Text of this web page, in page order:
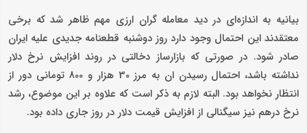
بیانیه به اندازه‌ای در دید معامله گران ارزی مهم ظاهر شد که برخی
معتقدند این احتمال وجود دارد روز دوشنبه قطعنامه جدیدی علیه ایران
صادر شود. در صورتی که بازارساز دخالتی در روند افزایش نرخ دلار
نداشته باشد، احتمال رسیدن ان به مرز 30 هزار و 800 تومانی دور از
انتظار نخواهد بود. البته لازم به ذکر است که علاوه بر این موضوع، رشد
نرخ درهم نیز سیگنالی از افزایش قیمت دلار در روز جاری داده بود.